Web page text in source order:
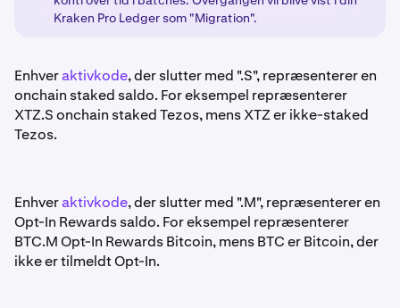
Kraken Pro Ledger som "Migration".
Enhveraktivkode, der slutter med ".S", repræsenterer en
onchain staked saldo. For eksempel repræsenterer
XTZ.S onchain staked Tezos, mens XTZ er ikke-staked
Tezos.
Enhveraktivkode, der slutter med ".M", repræsenterer en
Opt-In Rewards saldo. For eksempel repræsenterer
BTC.M Opt-In Rewards Bitcoin, mens BTC er Bitcoin, der
ikke er tilmeldt Opt-In.